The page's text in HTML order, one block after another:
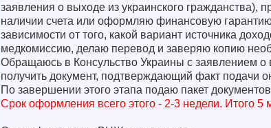
заявления о выходе из украинского гражданства),
наличии счета или оформляю финансовую
зависимости от того, какой вариант источника
медкомиссию, делаю перевод и заверяю копию
Обращаюсь в Консульство Украины с заявлением о
получить документ, подтверждающий факт подачи
По завершении этого этапа подаю пакет
Срок оформления всего этого - 2-3 недели. Итого 5